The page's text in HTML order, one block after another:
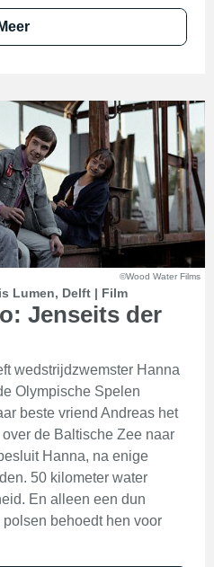
Meer
©Wood Water Films
Lumen, Delft | Film
Jenseits der
wedstrijdzwemster Hanna
Olympische Spelen
beste vriend Andreas het
de Baltische Zee naar
Hanna, na enige
50 kilometer water
En alleen een dun
behoedt hen voor